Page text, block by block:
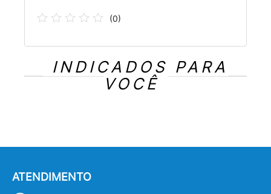
(0)
INDICADOS PARA
VOCÊ
ATENDIMENTO